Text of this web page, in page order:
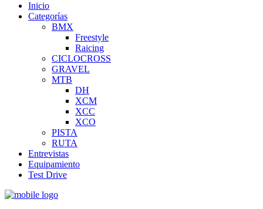
Inicio
Categorías
BMX
Freestyle
Raicing
CICLOCROSS
GRAVEL
MTB
DH
XCM
XCC
XCO
PISTA
RUTA
Entrevistas
Equipamiento
Test Drive